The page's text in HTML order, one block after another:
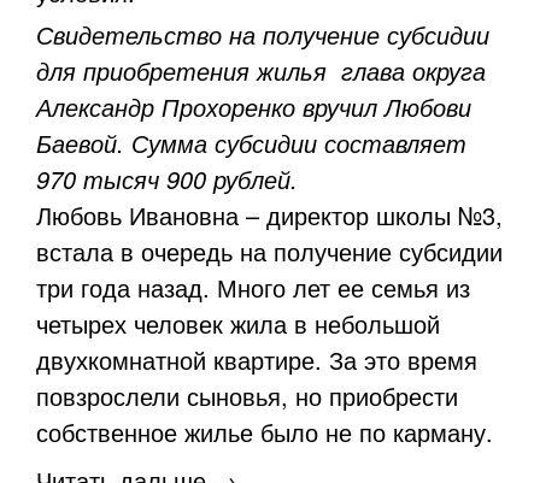
Свидетельство на получение субсидии
для приобретения жилья глава округа
Александр Прохоренко вручил Любови
Баевой. Сумма субсидии составляет
970 тысяч 900 рублей.
Любовь Ивановна – директор школы №3,
встала в очередь на получение субсидии
три года назад. Много лет ее семья из
четырех человек жила в небольшой
двухкомнатной квартире. За это время
повзрослели сыновья, но приобрести
собственное жилье было не по карману.